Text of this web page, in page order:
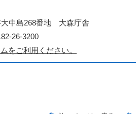
中島268番地 大森庁舎
26-3200
をご利用ください。